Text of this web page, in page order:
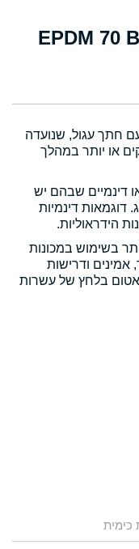
חתך עגול, שנועדה
או יותר במהלך
דינמיים שבהם יש
דוגמאות דינמיות
הידראוליות.
בשימוש במכונות
אמינים ודרישות
בלחץ של עשרות
כימית